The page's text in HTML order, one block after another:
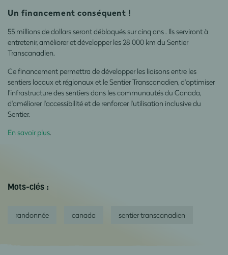
Un financement conséquent !
55 millions de dollars seront débloqués sur cinq ans . Ils serviront à
entretenir, améliorer et développer les 28 000 km du Sentier
Transcanadien.
Ce financement permettra de développer les liaisons entre les
sentiers locaux et régionaux et le Sentier Transcanadien, d'optimiser
l'infrastructure des sentiers dans les communautés du Canada,
d'améliorer l'accessibilité et de renforcer l'utilisation inclusive du
Sentier.
En savoir plus.
Mots-clés :
randonnée canada sentier transcanadien